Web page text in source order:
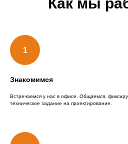
Знакомимся
Встречаемся у нас в офисе. Общаемся,
техническое задание на проектирование.